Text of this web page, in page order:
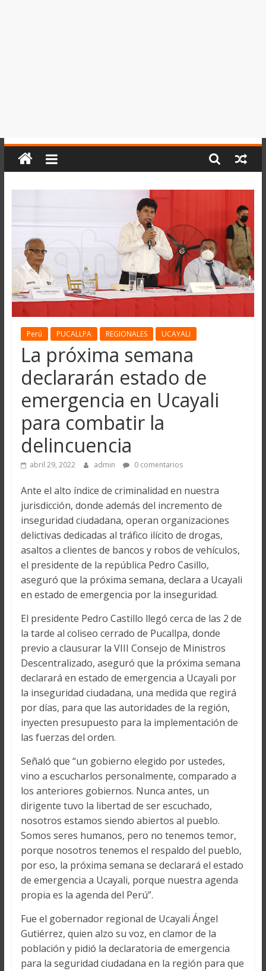
Perú PUCALLPA REGIONALES UCAYALI
La próxima semana
declararán estado de
emergencia en Ucayali
para combatir la
delincuencia
abril 29, 2022 admin 0 comentarios
Ante el alto índice de criminalidad en nuestra
jurisdicción, donde además del incremento de
inseguridad ciudadana, operan organizaciones
delictivas dedicadas al tráfico ilícito de drogas,
asaltos a clientes de bancos y robos de vehículos,
el presidente de la república Pedro Casillo,
aseguró que la próxima semana, declara a Ucayali
en estado de emergencia por la inseguridad.
El presidente Pedro Castillo llegó cerca de las 2 de
la tarde al coliseo cerrado de Pucallpa, donde
previo a clausurar la VIII Consejo de Ministros
Descentralizado, aseguró que la próxima semana
declarará en estado de emergencia a Ucayali por
la inseguridad ciudadana, una medida que regirá
por días, para que las autoridades de la región,
inyecten presupuesto para la implementación de
las fuerzas del orden.
Señaló que “un gobierno elegido por ustedes,
vino a escucharlos personalmente, comparado a
los anteriores gobiernos. Nunca antes, un
dirigente tuvo la libertad de ser escuchado,
nosotros estamos siendo abiertos al pueblo.
Somos seres humanos, pero no tenemos temor,
porque nosotros tenemos el respaldo del pueblo,
por eso, la próxima semana se declarará el estado
de emergencia a Ucayali, porque nuestra agenda
propia es la agenda del Perú”.
Fue el gobernador regional de Ucayali Ángel
Gutiérrez, quien alzo su voz, en clamor de la
población y pidió la declaratoria de emergencia
para la seguridad ciudadana en la región para que